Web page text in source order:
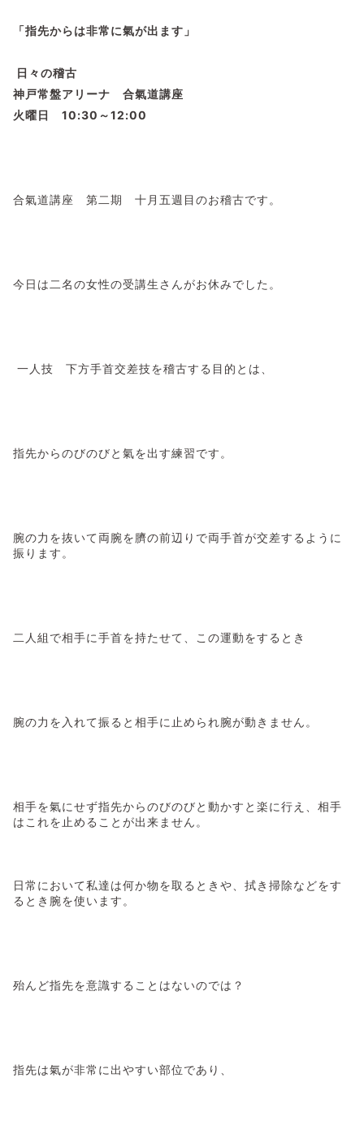
「指先からは非常に氣が出ます」
日々の稽古
神戸常盤アリーナ 合氣道講座
火曜日 10:30～12:00
合氣道講座 第二期 十月五週目のお稽古です。
今日は二名の女性の受講生さんがお休みでした。
一人技 下方手首交差技を稽古する目的とは、
指先からのびのびと氣を出す練習です。
腕の力を抜いて両腕を臍の前辺りで両手首が交差するように
振ります。
二人組で相手に手首を持たせて、この運動をするとき
腕の力を入れて振ると相手に止められ腕が動きません。
相手を氣にせず指先からのびのびと動かすと楽に行え、相手
はこれを止めることが出来ません。
日常において私達は何か物を取るときや、拭き掃除などをす
るとき腕を使います。
殆んど指先を意識することはないのでは？
指先は氣が非常に出やすい部位であり、